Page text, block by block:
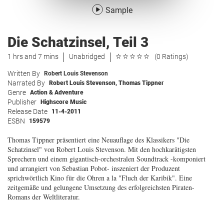
Sample
Die Schatzinsel, Teil 3
1 hrs and 7 mins Unabridged (0 Ratings)
Written By Robert Louis Stevenson
Narrated By Robert Louis Stevenson, Thomas Tippner
Genre Action & Adventure
Publisher Highscore Music
Release Date 11-4-2011
ESBN 159579
Thomas Tippner präsentiert eine Neuauflage des Klassikers "Die
Schatzinsel" von Robert Louis Stevenson. Mit den hochkarätigsten
Sprechern und einem gigantisch-orchestralen Soundtrack -komponiert
und arrangiert von Sebastian Pobot- inszeniert der Produzent
sprichwörtlich Kino für die Ohren a la "Fluch der Karibik". Eine
zeitgemäße und gelungene Umsetzung des erfolgreichsten Piraten-
Romans der Weltliteratur.